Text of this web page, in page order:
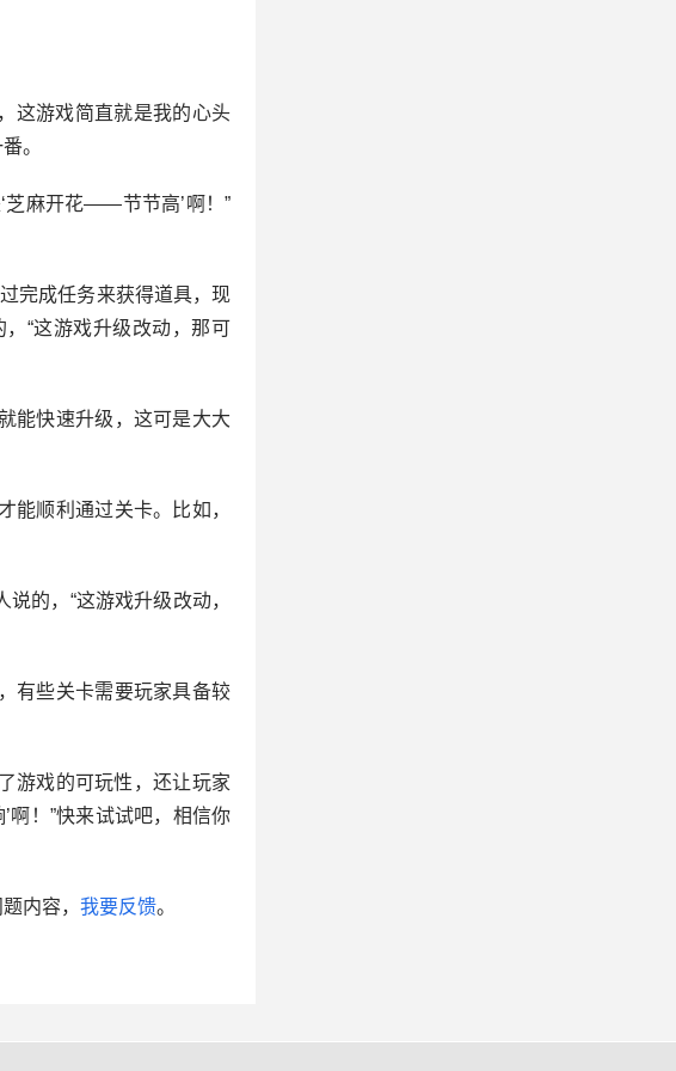
这游戏简直就是我的心头
。
芝麻开花——节节高’啊！”
完成任务来获得道具，现
“这游戏升级改动，那可
能快速升级，这可是大大
能顺利通过关卡。比如，
的，“这游戏升级改动，
有些关卡需要玩家具备较
游戏的可玩性，还让玩家
啊！”快来试试吧，相信你
内容， 我要反馈。